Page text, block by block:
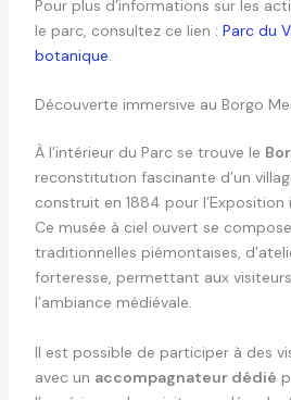
Pour plus d’informations sur les
le parc, consultez ce lien : Parc du
botanique.
Découverte immersive au Borgo
À l’intérieur du Parc se trouve le
reconstitution fascinante d’un
construit en 1884 pour l’Exposition
Ce musée à ciel ouvert se
traditionnelles piémontaises,
forteresse, permettant aux
l’ambiance médiévale.
Il est possible de participer à des
avec un accompagnateur dédié